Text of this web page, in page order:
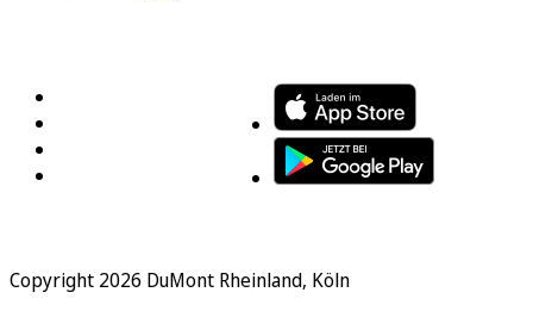
Copyright 2026 DuMont Rheinland, Köln